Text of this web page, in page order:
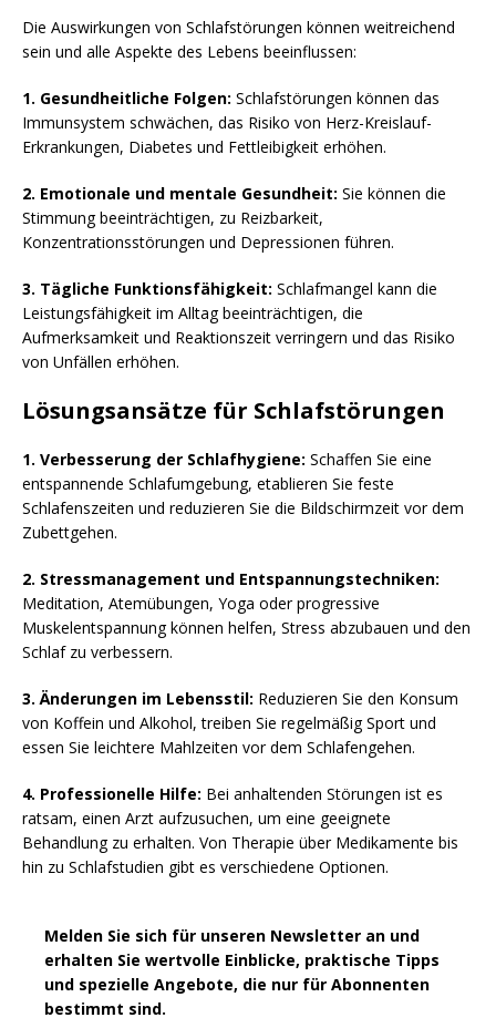
Die Auswirkungen von Schlafstörungen können weitreichend
sein und alle Aspekte des Lebens beeinflussen:
1. Gesundheitliche Folgen: Schlafstörungen können das
Immunsystem schwächen, das Risiko von Herz-Kreislauf-
Erkrankungen, Diabetes und Fettleibigkeit erhöhen.
2. Emotionale und mentale Gesundheit: Sie können die
Stimmung beeinträchtigen, zu Reizbarkeit,
Konzentrationsstörungen und Depressionen führen.
3. Tägliche Funktionsfähigkeit: Schlafmangel kann die
Leistungsfähigkeit im Alltag beeinträchtigen, die
Aufmerksamkeit und Reaktionszeit verringern und das Risiko
von Unfällen erhöhen.
Lösungsansätze für Schlafstörungen
1. Verbesserung der Schlafhygiene: Schaffen Sie eine
entspannende Schlafumgebung, etablieren Sie feste
Schlafenszeiten und reduzieren Sie die Bildschirmzeit vor dem
Zubettgehen.
2. Stressmanagement und Entspannungstechniken:
Meditation, Atemübungen, Yoga oder progressive
Muskelentspannung können helfen, Stress abzubauen und den
Schlaf zu verbessern.
3. Änderungen im Lebensstil: Reduzieren Sie den Konsum
von Koffein und Alkohol, treiben Sie regelmäßig Sport und
essen Sie leichtere Mahlzeiten vor dem Schlafengehen.
4. Professionelle Hilfe: Bei anhaltenden Störungen ist es
ratsam, einen Arzt aufzusuchen, um eine geeignete
Behandlung zu erhalten. Von Therapie über Medikamente bis
hin zu Schlafstudien gibt es verschiedene Optionen.
Melden Sie sich für unseren Newsletter an und
erhalten Sie wertvolle Einblicke, praktische Tipps
und spezielle Angebote, die nur für Abonnenten
bestimmt sind.